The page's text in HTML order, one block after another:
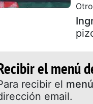
Otro
el menú
recibir el
email.